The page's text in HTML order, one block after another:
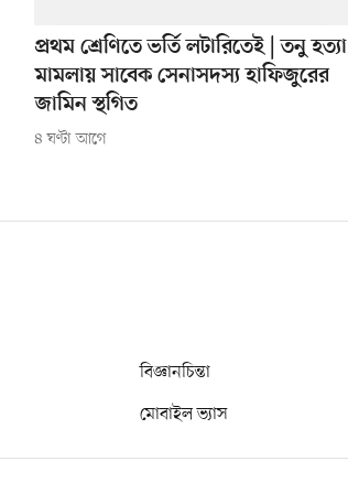
প্রথম শ্রেণিতে ভর্তি লটারিতেই | তনু হত্যা
মামলায় সাবেক সেনাসদস্য হাফিজুরের
জামিন স্থগিত
৪ ঘণ্টা আগে
বিজ্ঞানচিন্তা
মোবাইল ভ্যাস